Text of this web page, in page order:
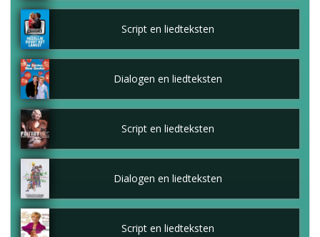
Script en liedteksten
Dialogen en liedteksten
Script en liedteksten
Dialogen en liedteksten
Script en liedteksten